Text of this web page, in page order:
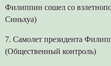
Филиппин сошел со
Синьхуа)
7. Самолет президента
(Общественный контроль)